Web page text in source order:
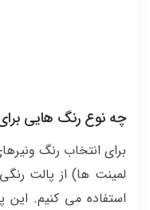
چه نوع رنگ هایی
برای انتخاب رنگ
لمینت ها) از پالت
استفاده می کنیم.